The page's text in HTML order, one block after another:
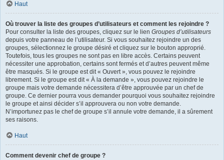
Haut
Où trouver la liste des groupes d’utilisateurs et comment les rejoindre ?
Pour consulter la liste des groupes, cliquez sur le lien Groupes d’utilisateurs
depuis votre panneau de l’utilisateur. Si vous souhaitez rejoindre un des
groupes, sélectionnez le groupe désiré et cliquez sur le bouton approprié.
Toutefois, tous les groupes ne sont pas en libre accès. Certains peuvent
nécessiter une approbation, certains sont fermés et d’autres peuvent même
être masqués. Si le groupe est dit « Ouvert », vous pouvez le rejoindre
librement. Si le groupe est dit « À la demande », vous pouvez rejoindre le
groupe mais votre demande nécessitera d’être approuvée par un chef de
groupe. Ce dernier pourra vous demander pourquoi vous souhaitez rejoindre
le groupe et ainsi décider s’il approuvera ou non votre demande.
N’importunez pas le chef de groupe s’il annule votre demande, il a sûrement
ses raisons.
Haut
Comment devenir chef de groupe ?